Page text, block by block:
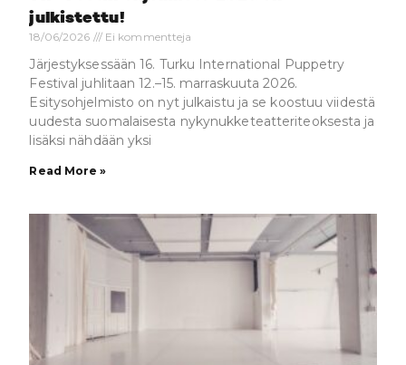
julkistettu!
18/06/2026 Ei kommentteja
Järjestyksessään 16. Turku International Puppetry
Festival juhlitaan 12.–15. marraskuuta 2026.
Esitysohjelmisto on nyt julkaistu ja se koostuu viidestä
uudesta suomalaisesta nykynukketeatteriteoksesta ja
lisäksi nähdään yksi
Read More »